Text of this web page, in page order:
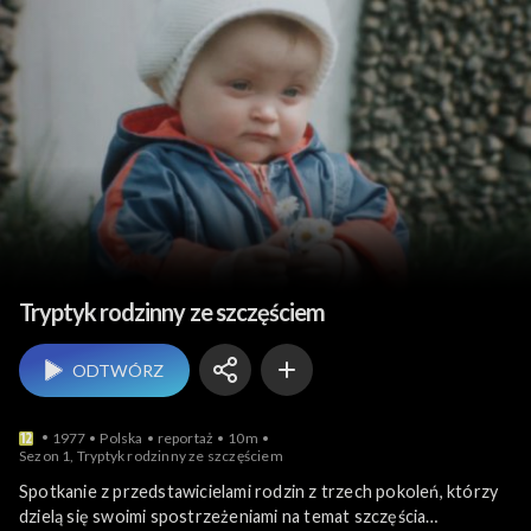
Ludzie i ich historie
Tryptyk rodzinny ze szczęściem
ODTWÓRZ
1977 Polska reportaż
10m
Sezon 1, Tryptyk rodzinny ze szczęściem
Spotkanie z przedstawicielami rodzin z trzech pokoleń, którzy
dzielą się swoimi spostrzeżeniami na temat szczęścia